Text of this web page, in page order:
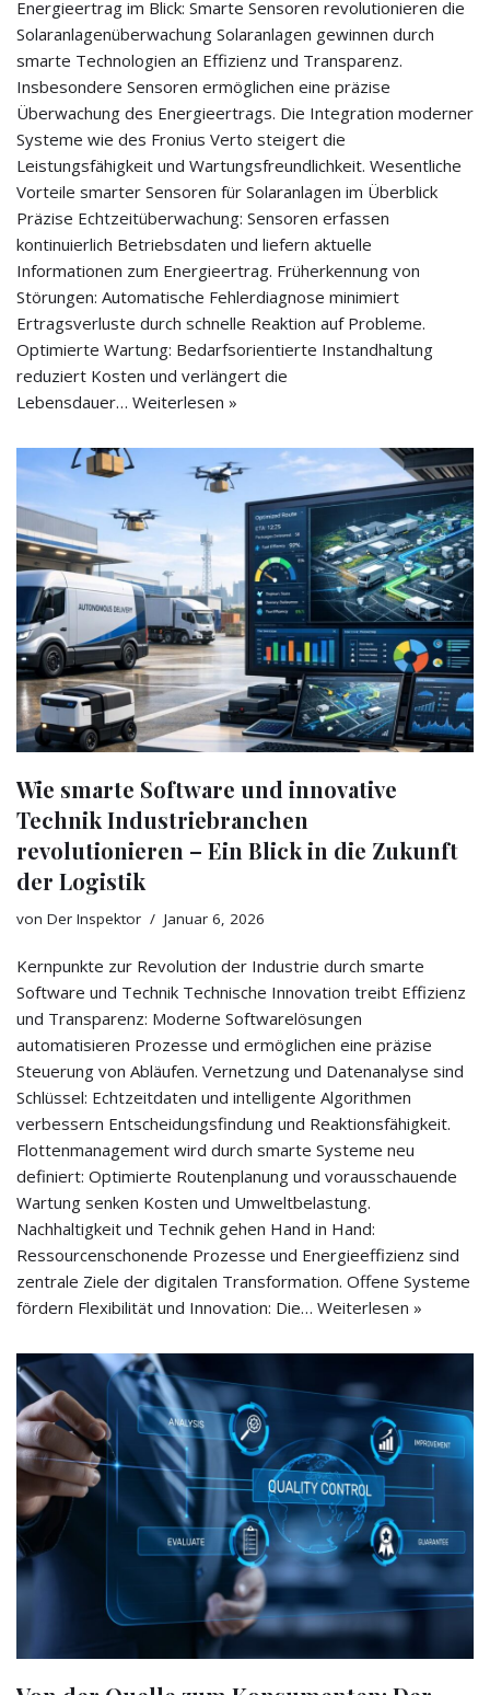
Energieertrag im Blick: Smarte Sensoren revolutionieren die
Solaranlagenüberwachung Solaranlagen gewinnen durch
smarte Technologien an Effizienz und Transparenz.
Insbesondere Sensoren ermöglichen eine präzise
Überwachung des Energieertrags. Die Integration moderner
Systeme wie des Fronius Verto steigert die
Leistungsfähigkeit und Wartungsfreundlichkeit. Wesentliche
Vorteile smarter Sensoren für Solaranlagen im Überblick
Präzise Echtzeitüberwachung: Sensoren erfassen
kontinuierlich Betriebsdaten und liefern aktuelle
Informationen zum Energieertrag. Früherkennung von
Störungen: Automatische Fehlerdiagnose minimiert
Ertragsverluste durch schnelle Reaktion auf Probleme.
Optimierte Wartung: Bedarfsorientierte Instandhaltung
reduziert Kosten und verlängert die
Lebensdauer… Weiterlesen »
Wie smarte Software und innovative
Technik Industriebranchen
revolutionieren – Ein Blick in die Zukunft
der Logistik
von Der Inspektor Januar 6, 2026
Kernpunkte zur Revolution der Industrie durch smarte
Software und Technik Technische Innovation treibt Effizienz
und Transparenz: Moderne Softwarelösungen
automatisieren Prozesse und ermöglichen eine präzise
Steuerung von Abläufen. Vernetzung und Datenanalyse sind
Schlüssel: Echtzeitdaten und intelligente Algorithmen
verbessern Entscheidungsfindung und Reaktionsfähigkeit.
Flottenmanagement wird durch smarte Systeme neu
definiert: Optimierte Routenplanung und vorausschauende
Wartung senken Kosten und Umweltbelastung.
Nachhaltigkeit und Technik gehen Hand in Hand:
Ressourcenschonende Prozesse und Energieeffizienz sind
zentrale Ziele der digitalen Transformation. Offene Systeme
fördern Flexibilität und Innovation: Die… Weiterlesen »